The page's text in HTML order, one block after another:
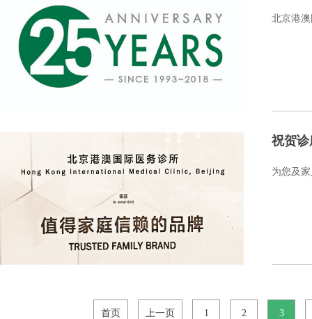
北京港
祝贺诊
为您及
首页 上一页 1 2 3